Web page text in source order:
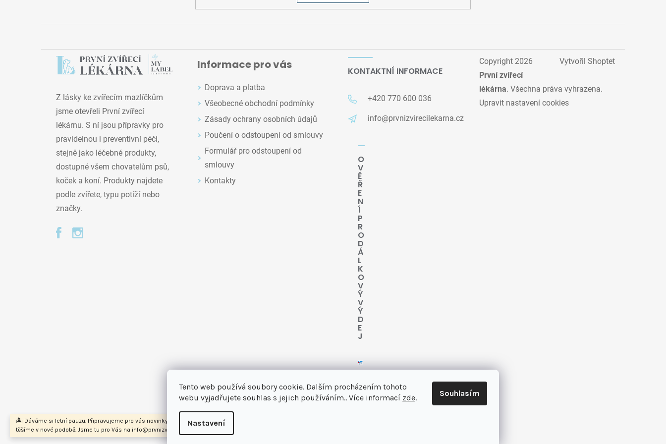
Tento web používá soubory cookie. Dalším procházením tohoto
webu vyjadřujete souhlas s jejich používáním.. Více informací zde.
Nastavení
Souhlasím
🏝️ Dáváme si letní pauzu. Připravujeme pro vás novinky a na podzim se na vás
těšíme v nové podobě. Jsme tu pro Vás na info@prvnizvirecilekarna.cz 🩵
Z lásky ke zvířecím mazlíčkům
jsme otevřeli První zvířecí
lékárnu. S ní jsou přípravky pro
pravidelnou i preventivní péči,
stejně jako léčebné produkty,
dostupné všem chovatelům psů,
koček a koní. Produkty najdete
podle zvířete, typu potíží nebo
značky.
Informace pro vás
Doprava a platba
Všeobecné obchodní podmínky
Zásady ochrany osobních údajů
Poučení o odstoupení od smlouvy
Formulář pro odstoupení od
smlouvy
Kontakty
KONTAKTNÍ INFORMACE
+420 770 600 036
info@prvnizvirecilekarna.cz
O
V
Ě
Ř
E
N
Í
P
R
O
D
Á
L
K
O
V
Ý
V
Ý
D
E
J
Vytvořil Shoptet
Copyright 2026
První zvířecí
lékárna. Všechna práva vyhrazena.
Upravit nastavení cookies